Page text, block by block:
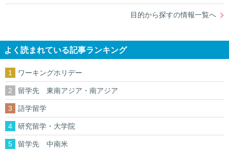
目的から探すの情報一覧へ
よく読まれている記事ランキング
ワーキングホリデー
留学先 東南アジア・南アジア
語学留学
研究留学・大学院
留学先 中南米